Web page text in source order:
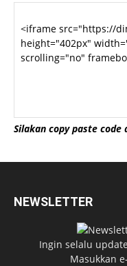
Silakan copy paste
NEWSLETTER
Ingin selalu
Masukkan